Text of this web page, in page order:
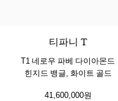
티파니 T
T1 네로우 파베 다이아몬드
힌지드 뱅글, 화이트 골드
41,600,000원